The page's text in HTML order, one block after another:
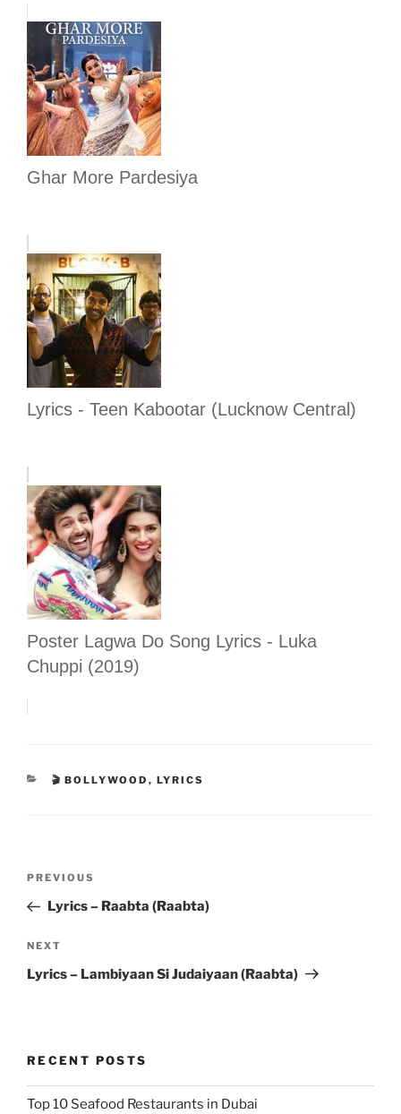
Ghar More Pardesiya
Lyrics - Teen Kabootar (Lucknow Central)
Poster Lagwa Do Song Lyrics - Luka
Chuppi (2019)
CATEGORIES
🎬 BOLLYWOOD , LYRICS
Previous
Post
PREVIOUS
Lyrics – Raabta (Raabta)
Next
Post
NEXT
Lyrics – Lambiyaan Si Judaiyaan (Raabta)
RECENT POSTS
Top 10 Seafood Restaurants in Dubai